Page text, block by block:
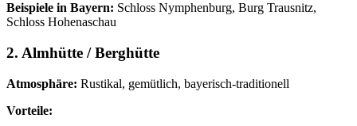
Beispiele in Bayern: Schloss Nymphenburg, Burg Trausnitz,
Schloss Hohenaschau
2. Almhütte / Berghütte
Atmosphäre: Rustikal, gemütlich, bayerisch-traditionell
Vorteile: